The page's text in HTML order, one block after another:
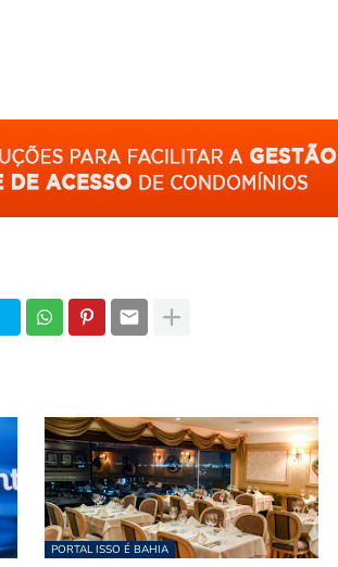
PORTAL ISSO É BAHIA